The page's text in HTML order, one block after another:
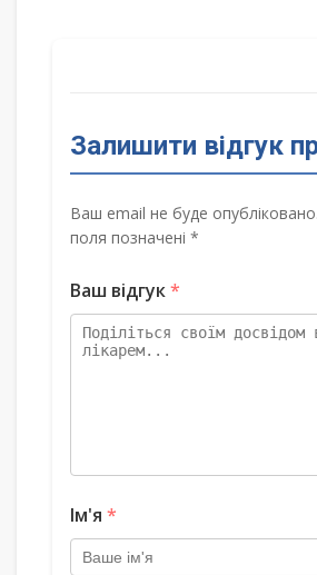
Залишити відгук
Ваш email не буде
поля позначені *
Ваш відгук*
Ім'я *